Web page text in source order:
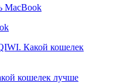
кошелек лучше